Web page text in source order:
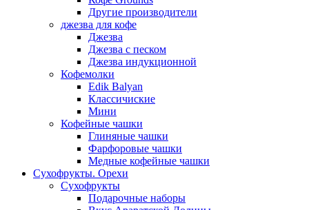
Другие производители
джезва для кофе
Джезва
Джезва с песком
Джезва индукционной
Кофемолки
Edik Balyan
Классичиские
Мини
Кофейные чашки
Глиняные чашки
Фарфоровые чашки
Медные кофейные чашки
Сухофрукты. Орехи
Сухофрукты
Подарочные наборы